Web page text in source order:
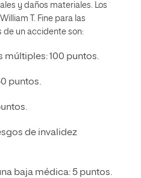
y daños materiales. Los
T. Fine para las
un accidente son:
múltiples: 100 puntos.
puntos.
de invalidez
baja médica: 5 puntos.